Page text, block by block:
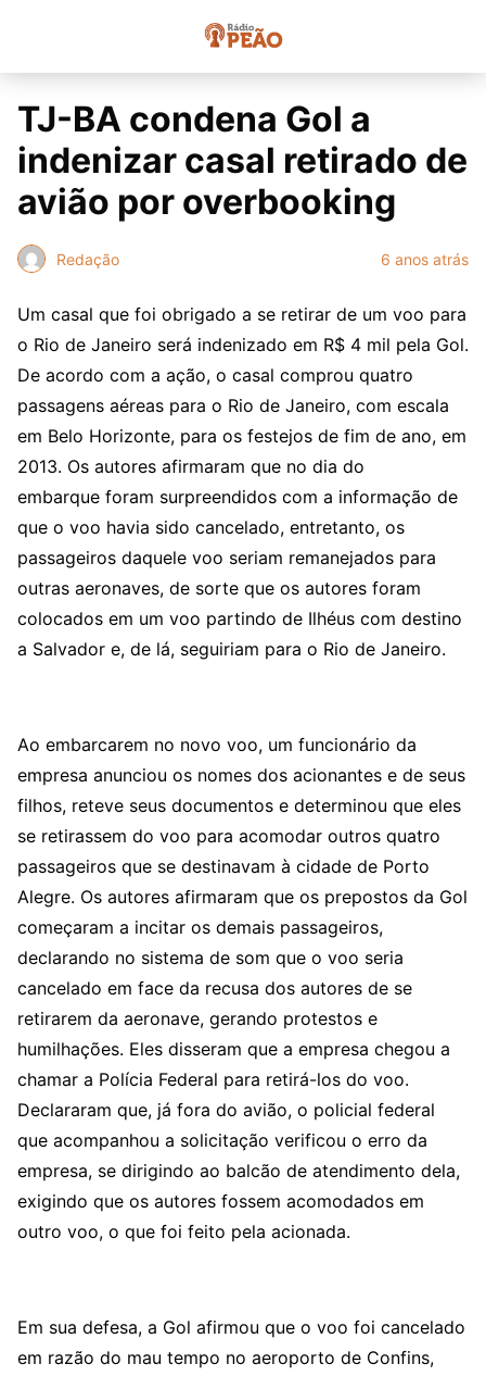
TJ-BA condena Gol a
indenizar casal retirado de
avião por overbooking
Redação 6 anos atrás
Um casal que foi obrigado a se retirar de um voo para
o Rio de Janeiro será indenizado em R$ 4 mil pela Gol.
De acordo com a ação, o casal comprou quatro
passagens aéreas para o Rio de Janeiro, com escala
em Belo Horizonte, para os festejos de fim de ano, em
2013. Os autores afirmaram que no dia do
embarque foram surpreendidos com a informação de
que o voo havia sido cancelado, entretanto, os
passageiros daquele voo seriam remanejados para
outras aeronaves, de sorte que os autores foram
colocados em um voo partindo de Ilhéus com destino
a Salvador e, de lá, seguiriam para o Rio de Janeiro.
Ao embarcarem no novo voo, um funcionário da
empresa anunciou os nomes dos acionantes e de seus
filhos, reteve seus documentos e determinou que eles
se retirassem do voo para acomodar outros quatro
passageiros que se destinavam à cidade de Porto
Alegre. Os autores afirmaram que os prepostos da Gol
começaram a incitar os demais passageiros,
declarando no sistema de som que o voo seria
cancelado em face da recusa dos autores de se
retirarem da aeronave, gerando protestos e
humilhações. Eles disseram que a empresa chegou a
chamar a Polícia Federal para retirá-los do voo.
Declararam que, já fora do avião, o policial federal
que acompanhou a solicitação verificou o erro da
empresa, se dirigindo ao balcão de atendimento dela,
exigindo que os autores fossem acomodados em
outro voo, o que foi feito pela acionada.
Em sua defesa, a Gol afirmou que o voo foi cancelado
em razão do mau tempo no aeroporto de Confins,